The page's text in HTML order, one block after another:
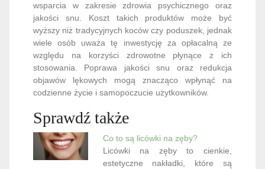
wsparcia w zakresie zdrowia psychicznego oraz
jakości snu. Koszt takich produktów może być
wyższy niż tradycyjnych koców czy poduszek, jednak
wiele osób uważa tę inwestycję za opłacalną ze
względu na korzyści zdrowotne płynące z ich
stosowania. Poprawa jakości snu oraz redukcja
objawów lękowych mogą znacząco wpłynąć na
codzienne życie i samopoczucie użytkowników.
Sprawdź także
Co to są licówki na zęby?
Licówki na zęby to cienkie,
estetyczne nakładki, które są